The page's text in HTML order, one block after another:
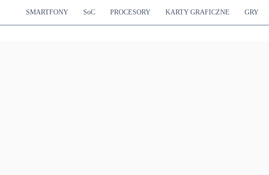
SMARTFONY SoC PROCESORY KARTY GRAFICZNE GRY